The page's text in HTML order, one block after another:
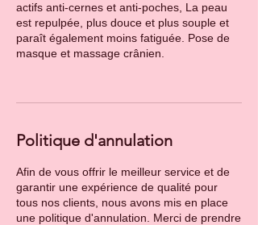
actifs anti-cernes et anti-poches, La peau
est repulpée, plus douce et plus souple et
paraît également moins fatiguée. Pose de
masque et massage crânien.
Politique d'annulation
Afin de vous offrir le meilleur service et de
garantir une expérience de qualité pour
tous nos clients, nous avons mis en place
une politique d'annulation. Merci de prendre